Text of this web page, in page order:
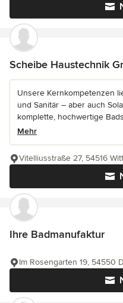
Scheibe Haustechnik
Unsere Kernkompetenzen
und Sanitär – aber auch
komplette, hochwertige
Mehr
Vitelliusstraße 27, 54516
Ihre Badmanufaktur
Im Rosengarten 19, 54550